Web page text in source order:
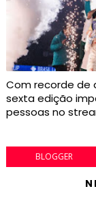
Com recorde de
sexta edição
pessoas no
BLOGGER